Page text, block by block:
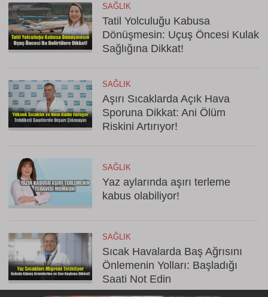
SAĞLIK
Tatil Yolculuğu Kabusa
Dönüşmesin: Uçuş Öncesi Kulak
Sağlığına Dikkat!
SAĞLIK
Aşırı Sıcaklarda Açık Hava
Sporuna Dikkat: Ani Ölüm
Riskini Artırıyor!
SAĞLIK
Yaz aylarında aşırı terleme
kabus olabiliyor!
SAĞLIK
Sıcak Havalarda Baş Ağrısını
Önlemenin Yolları: Başladığı
Saati Not Edin